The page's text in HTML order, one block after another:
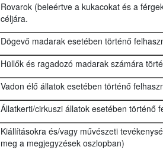
Rovarok (beleértve a kukacokat és a
céljára.
Dögevő madarak esetében történő
Hüllők és ragadozó madarak számára
Vadon élő állatok esetében történő
Állatkerti/cirkuszi állatok esetében történő
Kiállításokra és/vagy művészeti
meg a megjegyzések oszlopban)